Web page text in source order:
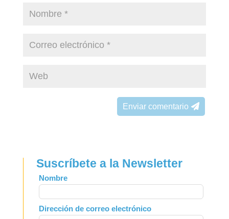
Enviar comentario
Suscríbete a la Newsletter
Leave
this
field
blank
Nombre
Dirección de correo electrónico